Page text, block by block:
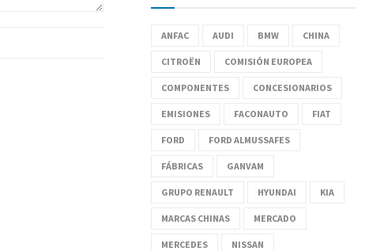
ANFAC AUDI BMW CHINA
CITROËN COMISIÓN EUROPEA
COMPONENTES CONCESIONARIOS
EMISIONES FACONAUTO FIAT
FORD FORD ALMUSSAFES
FÁBRICAS GANVAM
GRUPO RENAULT HYUNDAI KIA
MARCAS CHINAS MERCADO
MERCEDES NISSAN